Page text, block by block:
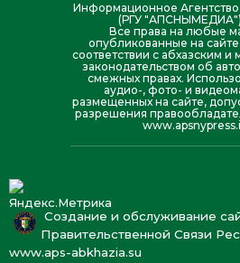
Информационное
(РГУ
Все права на любые
опубликованные на
соответствии с абхазским
законодательством об
смежных правах.
аудио-, фото- и
размещенных на сайте,
разрешения
Создание и обслуживание
Правительственной Связи
www.aps-abkhazia.su